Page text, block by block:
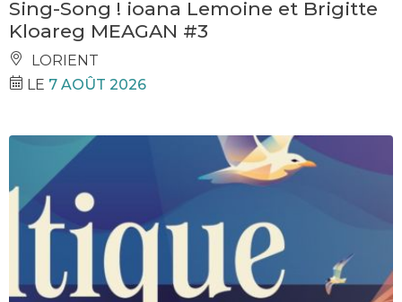
Sing-Song ! ioana Lemoine et Brigitte
Kloareg MEAGAN #3
LORIENT
LE 7 AOÛT 2026